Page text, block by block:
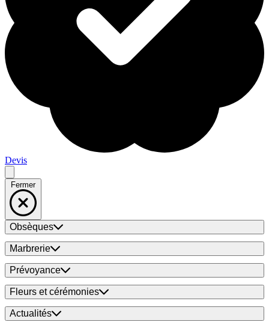
Devis
Fermer
Obsèques
Marbrerie
Prévoyance
Fleurs et cérémonies
Actualités